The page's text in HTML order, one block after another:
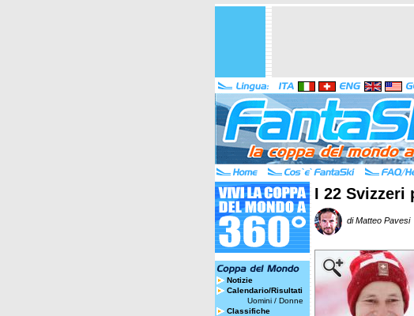
Notizie
Calendario/Risultati
Uomini / Donne
Classifiche
I 22 Svizzeri
di Matteo Pavesi